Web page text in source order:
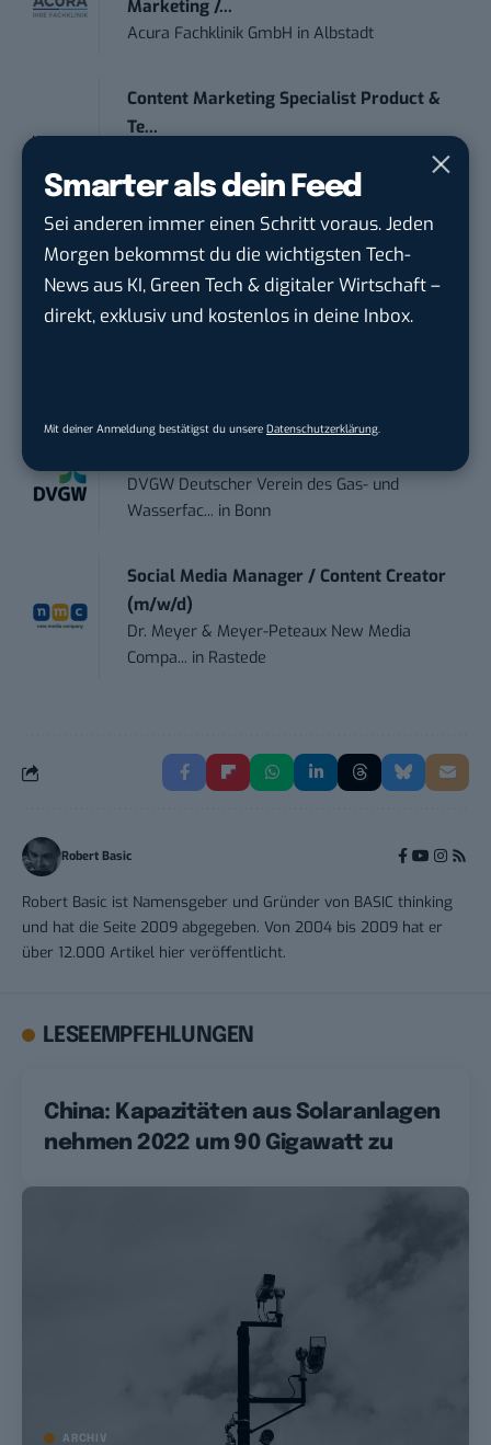
Smarter als dein Feed
Sei anderen immer einen Schritt voraus. Jeden
Morgen bekommst du die wichtigsten Tech-
News aus KI, Green Tech & digitaler Wirtschaft –
direkt, exklusiv und kostenlos in deine Inbox.
Mit deiner Anmeldung bestätigst du unsere Datenschutzerklärung.
Marketing /...
Acura Fachklinik GmbH inAlbstadt
Content Marketing Specialist Product &
Te...
Ennepetal
IT Sales & Online Marketing Manager
(m/w/...
Karlsruhe
DVGW Deutscher Verein des Gas- und
Wasserfac... in Bonn
Social Media Manager / Content Creator
(m/w/d)
Dr. Meyer & Meyer-Peteaux New Media
Compa... in Rastede
Robert Basic
Robert Basic ist Namensgeber und Gründer von BASIC thinking
und hat die Seite 2009 abgegeben. Von 2004 bis 2009 hat er
über 12.000 Artikel hier veröffentlicht.
LESEEMPFEHLUNGEN
China: Kapazitäten aus Solaranlagen
nehmen 2022 um 90 Gigawatt zu
ARCHIV